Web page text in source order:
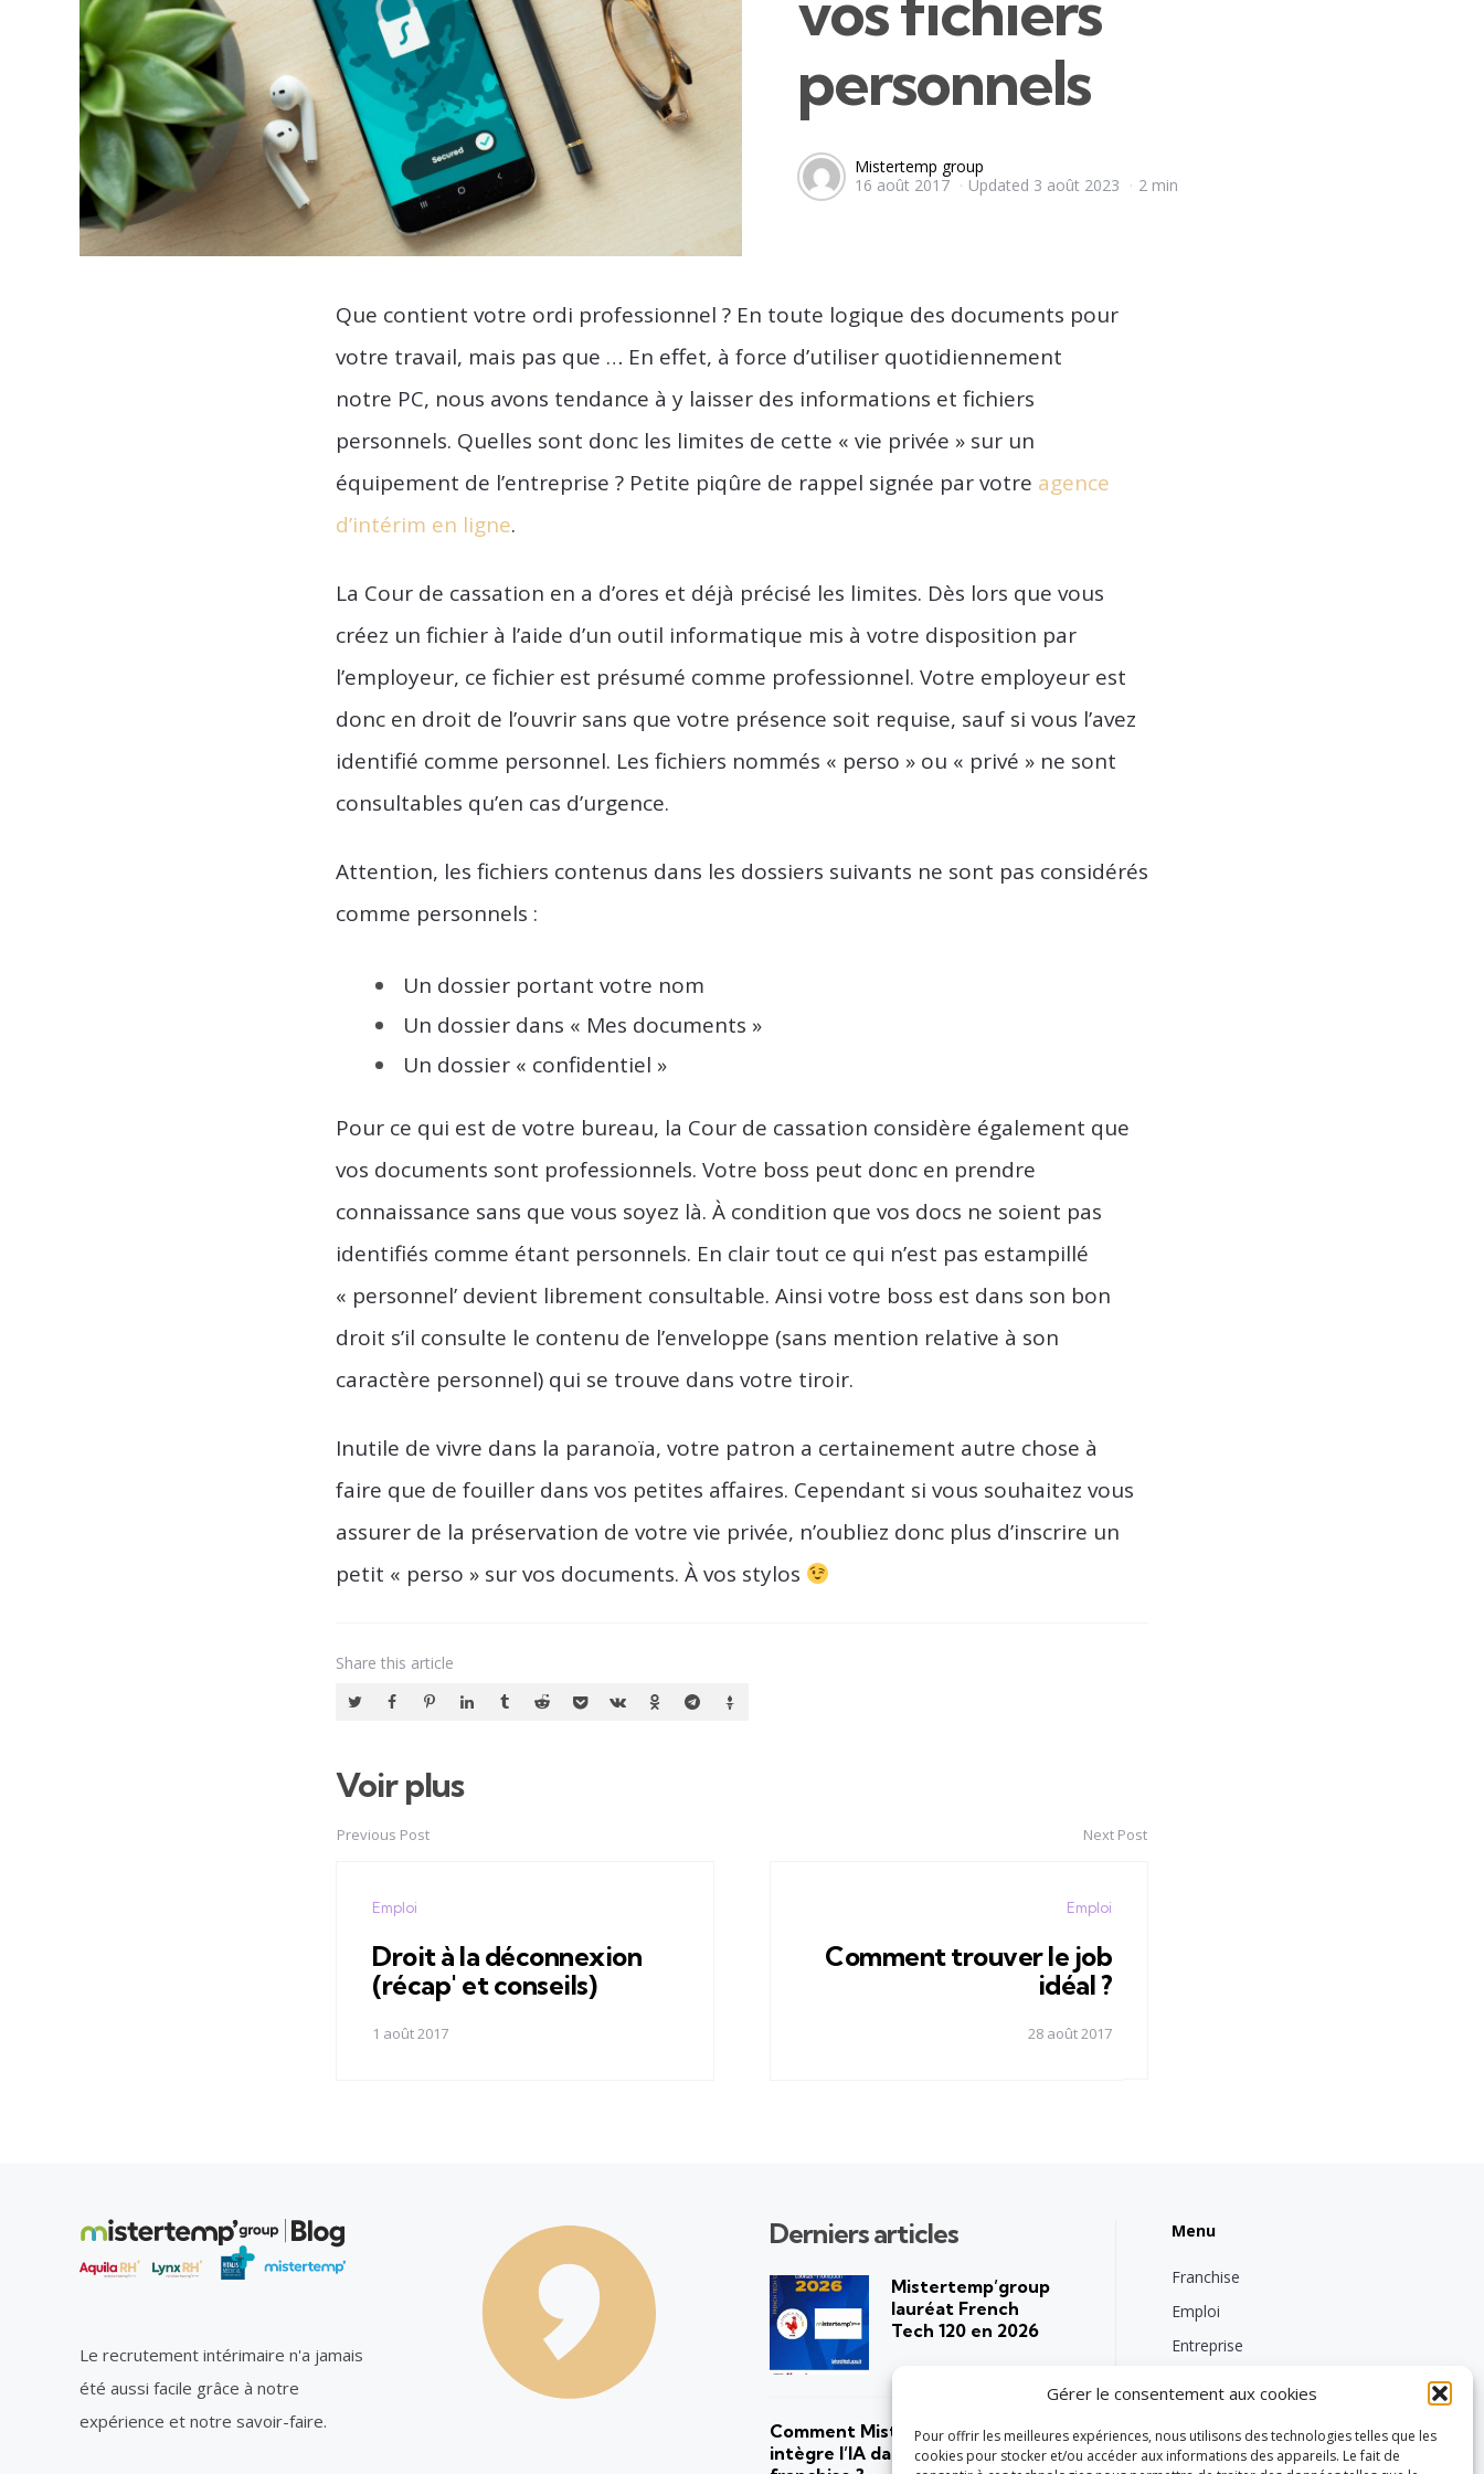
Gérer le consentement aux cookies
Pour offrir les meilleures expériences, nous utilisons des technologies telles que les
cookies pour stocker et/ou accéder aux informations des appareils. Le fait de
personnels
Posted
by
Mistertemp group
16 août 2017
Updated 3 août 2023 2 min
Que contient votre ordi professionnel ? En toute logique des documents pour
votre travail, mais pas que … En effet, à force d’utiliser quotidiennement
notre PC, nous avons tendance à y laisser des informations et fichiers
personnels. Quelles sont donc les limites de cette « vie privée » sur un
équipement de l’entreprise ? Petite piqûre de rappel signée par votre agence
d’intérim en ligne.
La Cour de cassation en a d’ores et déjà précisé les limites. Dès lors que vous
créez un fichier à l’aide d’un outil informatique mis à votre disposition par
l’employeur, ce fichier est présumé comme professionnel. Votre employeur est
donc en droit de l’ouvrir sans que votre présence soit requise, sauf si vous l’avez
identifié comme personnel. Les fichiers nommés « perso » ou « privé » ne sont
consultables qu’en cas d’urgence.
Attention, les fichiers contenus dans les dossiers suivants ne sont pas considérés
comme personnels :
Un dossier portant votre nom
Un dossier dans « Mes documents »
Un dossier « confidentiel »
Pour ce qui est de votre bureau, la Cour de cassation considère également que
vos documents sont professionnels. Votre boss peut donc en prendre
connaissance sans que vous soyez là. À condition que vos docs ne soient pas
identifiés comme étant personnels. En clair tout ce qui n’est pas estampillé
« personnel’ devient librement consultable. Ainsi votre boss est dans son bon
droit s’il consulte le contenu de l’enveloppe (sans mention relative à son
caractère personnel) qui se trouve dans votre tiroir.
Inutile de vivre dans la paranoïa, votre patron a certainement autre chose à
faire que de fouiller dans vos petites affaires. Cependant si vous souhaitez vous
assurer de la préservation de votre vie privée, n’oubliez donc plus d’inscrire un
petit « perso » sur vos documents. À vos stylos
Share this article
Voir plus
Post
navigation
Previous Post
Emploi
Droit à la déconnexion
(récap' et conseils)
1 août 2017
Next Post
Emploi
Comment trouver le job
idéal ?
28 août 2017
Le recrutement intérimaire n'a jamais
été aussi facile grâce à notre
expérience et notre savoir-faire.
Derniers articles
Mistertemp’group
lauréat French
Tech 120 en 2026
Comment Mistertemp’ Group
intègre l’IA dans ses réseaux de
Menu
Franchise
Emploi
Entreprise
Vie de groupe